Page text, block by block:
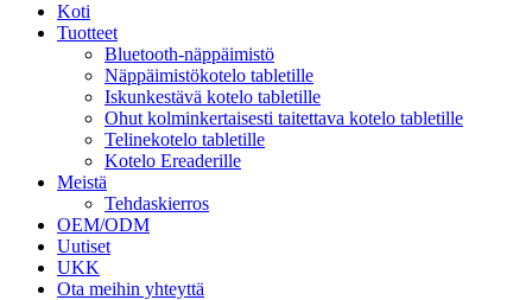
Koti
Tuotteet
Bluetooth-näppäimistö
Näppäimistökotelo tabletille
Iskunkestävä kotelo tabletille
Ohut kolminkertaisesti taitettava kotelo tabletille
Telinekotelo tabletille
Kotelo Ereaderille
Meistä
Tehdaskierros
OEM/ODM
Uutiset
UKK
Ota meihin yhteyttä